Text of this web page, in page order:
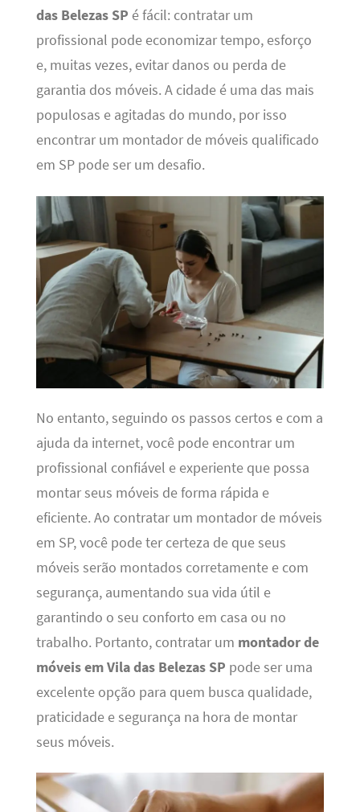
das Belezas SP é fácil: contratar um
profissional pode economizar tempo, esforço
e, muitas vezes, evitar danos ou perda de
garantia dos móveis. A cidade é uma das mais
populosas e agitadas do mundo, por isso
encontrar um montador de móveis qualificado
em SP pode ser um desafio.
No entanto, seguindo os passos certos e com a
ajuda da internet, você pode encontrar um
profissional confiável e experiente que possa
montar seus móveis de forma rápida e
eficiente. Ao contratar um montador de móveis
em SP, você pode ter certeza de que seus
móveis serão montados corretamente e com
segurança, aumentando sua vida útil e
garantindo o seu conforto em casa ou no
trabalho. Portanto, contratar um montador de
móveis em Vila das Belezas SP pode ser uma
excelente opção para quem busca qualidade,
praticidade e segurança na hora de montar
seus móveis.